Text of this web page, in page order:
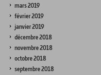
mars 2019
février 2019
janvier 2019
décembre 2018
novembre 2018
octobre 2018
septembre 2018